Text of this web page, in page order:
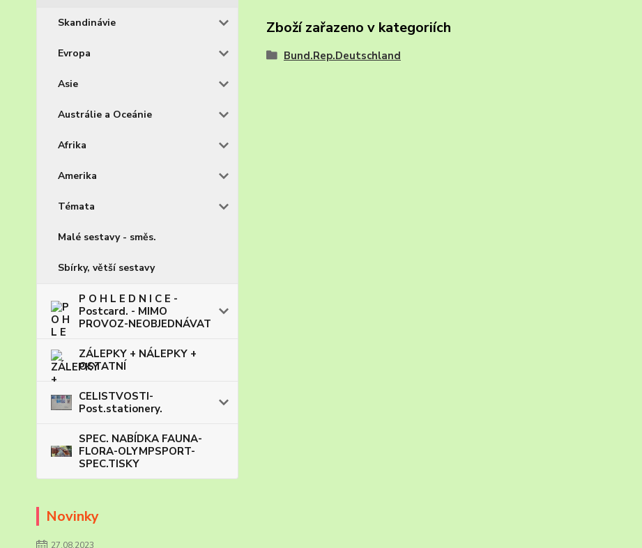
Skandinávie
Evropa
Asie
Austrálie a Oceánie
Afrika
Amerika
Témata
Malé sestavy - směs.
Sbírky, větší sestavy
P O H L E D N I C E -
Postcard. - MIMO
PROVOZ-NEOBJEDNÁVAT
ZÁLEPKY + NÁLEPKY +
OSTATNÍ
CELISTVOSTI-
Post.stationery.
SPEC. NABÍDKA FAUNA-
FLORA-OLYMPSPORT-
SPEC.TISKY
Novinky
27.08.2023
Zboží zařazeno v kategoriích
Bund.Rep.Deutschland